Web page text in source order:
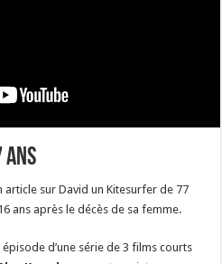
ans
sur David un Kitesurfer de 77
ans après le décès de sa femme.
d’une série de 3 films courts